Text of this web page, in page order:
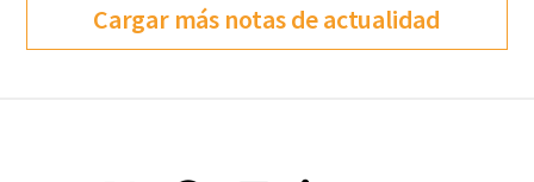
Cargar más notas de actualidad